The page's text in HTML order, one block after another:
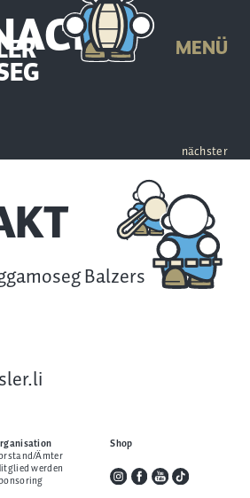
MENÜ
nächster
Balzers
Ämter
werden
Shop